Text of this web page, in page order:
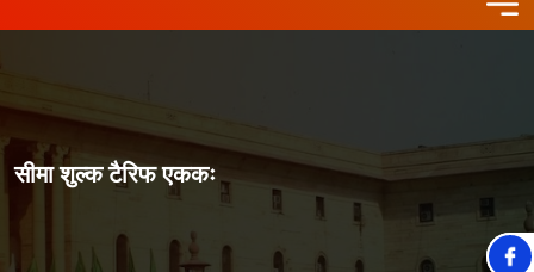
सीमा शुल्क टैरिफ एककः